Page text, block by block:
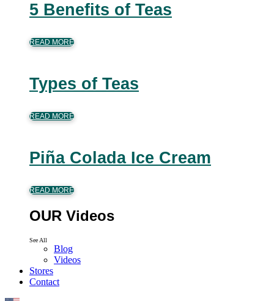
5 Benefits of Teas
READ MORE
Types of Teas
READ MORE
Piña Colada Ice Cream
READ MORE
OUR Videos
See All
Blog
Videos
Stores
Contact